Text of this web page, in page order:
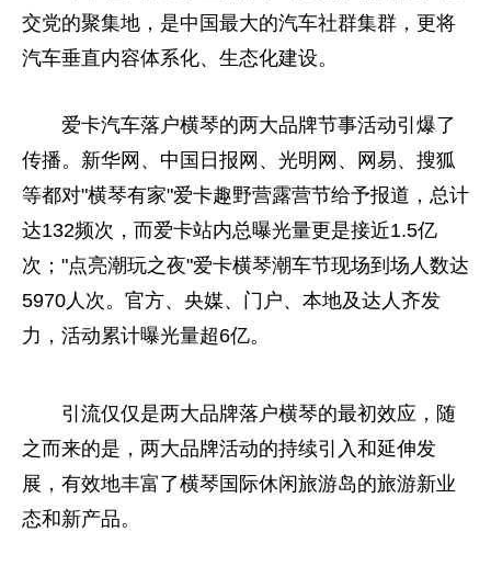
交党的聚集地，是中国最大的汽车社群集群，更将
汽车垂直内容体系化、生态化建设。
爱卡汽车落户横琴的两大品牌节事活动引爆了
传播。新华网、中国日报网、光明网、网易、搜狐
等都对"横琴有家"爱卡趣野营露营节给予报道，总计
达132频次，而爱卡站内总曝光量更是接近1.5亿
次；"点亮潮玩之夜"爱卡横琴潮车节现场到场人数达
5970人次。官方、央媒、门户、本地及达人齐发
力，活动累计曝光量超6亿。
引流仅仅是两大品牌落户横琴的最初效应，随
之而来的是，两大品牌活动的持续引入和延伸发
展，有效地丰富了横琴国际休闲旅游岛的旅游新业
态和新产品。